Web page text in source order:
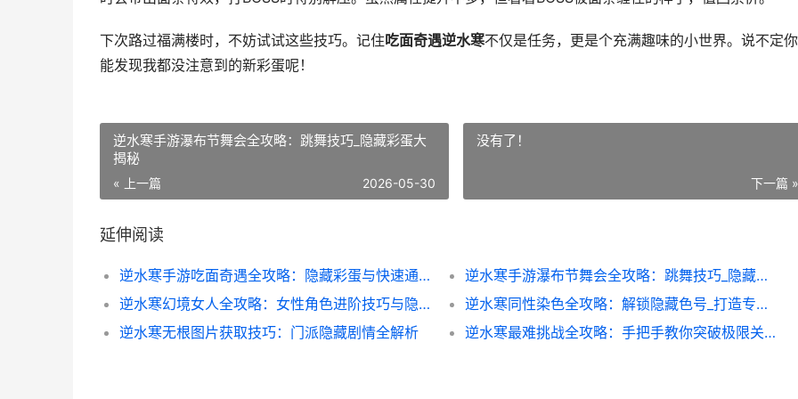
下次路过福满楼时，不妨试试这些技巧。记住吃面奇遇逆水寒不仅是任务，更是个充满趣味的小世界。说不定
能发现我都没注意到的新彩蛋呢！
逆水寒手游瀑布节舞会全攻略：跳舞技巧_隐藏彩蛋大
揭秘
« 上一篇 2026-05-30
没有了！
下一篇 »
延伸阅读
逆水寒手游吃面奇遇全攻略：隐藏彩蛋与快速通关技巧
逆水寒手游瀑布节舞会全攻略：跳舞技巧_隐藏彩蛋大揭秘
逆水寒幻境女人全攻略：女性角色进阶技巧与隐藏彩蛋揭秘
逆水寒同性染色全攻略：解锁隐藏色号_打造专属武侠风
逆水寒无根图片获取技巧：门派隐藏剧情全解析
逆水寒最难挑战全攻略：手把手教你突破极限关卡